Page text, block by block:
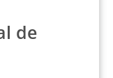
de